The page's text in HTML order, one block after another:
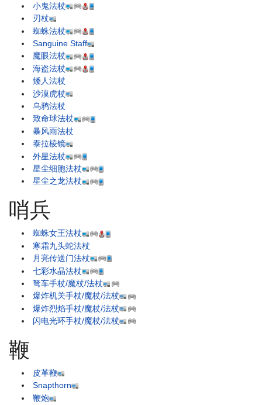
小鬼法杖
刃杖
蜘蛛法杖
Sanguine Staff
魔眼法杖
海盗法杖
矮人法杖
沙漠虎杖
乌鸦法杖
致命球法杖
暴风雨法杖
泰拉棱镜
外星法杖
星尘细胞法杖
星尘之龙法杖
哨兵
蜘蛛女王法杖
寒霜九头蛇法杖
月亮传送门法杖
七彩水晶法杖
弩车手杖/魔杖/法杖
爆炸机关手杖/魔杖/法杖
爆炸烈焰手杖/魔杖/法杖
闪电光环手杖/魔杖/法杖
鞭
皮革鞭
Snapthorn
鞭炮